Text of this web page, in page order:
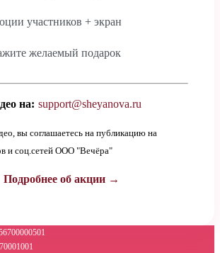
участников + экран
желаемый подарок
на: support@sheyanova.ru
вы соглашаетесь на публикацию на
и соц.сетей ООО "Вечёра"
Подробнее об акции →